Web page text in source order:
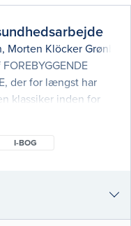
, Morten Klöcker Grønbæk
der for længst har
klassiker inden for
af et alment
som medicin,
I-BOG